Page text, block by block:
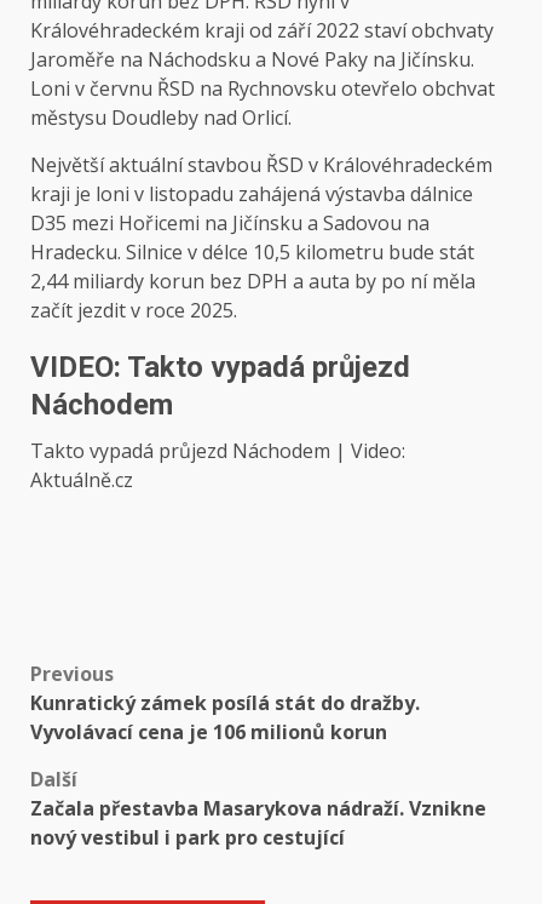
Královéhradeckém kraji od září 2022 staví obchvaty
Jaroměře na Náchodsku a Nové Paky na Jičínsku.
Loni v červnu ŘSD na Rychnovsku otevřelo obchvat
městysu Doudleby nad Orlicí.
Největší aktuální stavbou ŘSD v Královéhradeckém
kraji je loni v listopadu zahájená výstavba dálnice
D35 mezi Hořicemi na Jičínsku a Sadovou na
Hradecku. Silnice v délce 10,5 kilometru bude stát
2,44 miliardy korun bez DPH a auta by po ní měla
začít jezdit v roce 2025.
VIDEO: Takto vypadá průjezd
Náchodem
Takto vypadá průjezd Náchodem | Video:
Aktuálně.cz
Post
navigation
Previous
Kunratický zámek posílá stát do dražby.
Vyvolávací cena je 106 milionů korun
Další
Začala přestavba Masarykova nádraží. Vznikne
nový vestibul i park pro cestující